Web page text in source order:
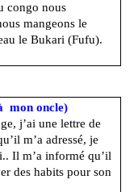
congo nous
mangeons le
le Bukari (Fufu).
mon oncle)
j’ai une lettre de
m’a adressé, je
Il m’a informé qu’il
des habits pour son